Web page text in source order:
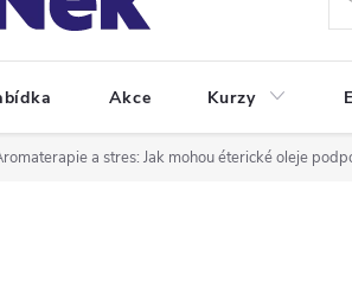
Akce Kurzy
a stres: Jak mohou éterické oleje